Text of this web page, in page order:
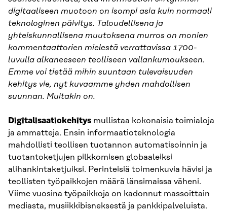
digitaaliseen muotoon on isompi asia kuin normaali
teknologinen päivitys. Taloudellisena ja
yhteiskunnallisena muutoksena murros on monien
kommentaattorien mielestä verrattavissa 1700-
luvulla alkaneeseen teolliseen vallankumoukseen.
Emme voi tietää mihin suuntaan tulevaisuuden
kehitys vie, nyt kuvaamme yhden mahdollisen
suunnan. Muitakin on.
Digitalisaatiokehitys mullistaa kokonaisia toimialoja
ja ammatteja. Ensin informaatioteknologia
mahdollisti teollisen tuotannon automatisoinnin ja
tuotantoketjujen pilkkomisen globaaleiksi
alihankintaketjuiksi. Perinteisiä toimenkuvia hävisi ja
teollisten työpaikkojen määrä länsimaissa väheni.
Viime vuosina työpaikkoja on kadonnut massoittain
mediasta, musiikkibisneksestä ja pankkipalveluista.